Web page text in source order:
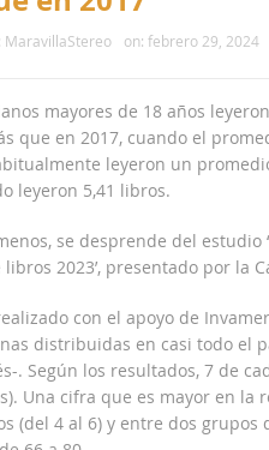
MaravillaStereo on: febrero 29, 2024
mayores de 18 años
que en 2017, cuando el
leyeron un
leyeron 5,41 libros.
se desprende del
2023’, presentado por la
con el apoyo de
distribuidas en casi todo el
. Según los resultados, 7 de
Una cifra que es mayor en la
(del 4 al 6) y entre dos grupos